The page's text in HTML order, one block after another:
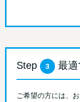
Step 3 最適
ご希望の方には、